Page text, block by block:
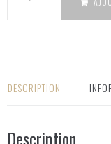
DESCRIPTION
Description